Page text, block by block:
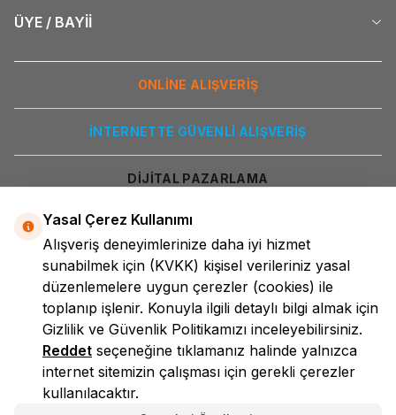
ÜYE / BAYİİ
ONLİNE ALIŞVERİŞ
İNTERNETTE GÜVENLİ ALIŞVERİŞ
DİJİTAL PAZARLAMA
LokmanAVM
Yasal Çerez Kullanımı
Alışveriş deneyimlerinize daha iyi hizmet
sunabilmek için (KVKK) kişisel verileriniz yasal
düzenlemelere uygun çerezler (cookies) ile
toplanıp işlenir. Konuyla ilgili detaylı bilgi almak için
Gizlilik ve Güvenlik Politikamızı inceleyebilirsiniz.
Reddet seçeneğine tıklamanız halinde yalnızca
internet sitemizin çalışması için gerekli çerezler
kullanılacaktır.